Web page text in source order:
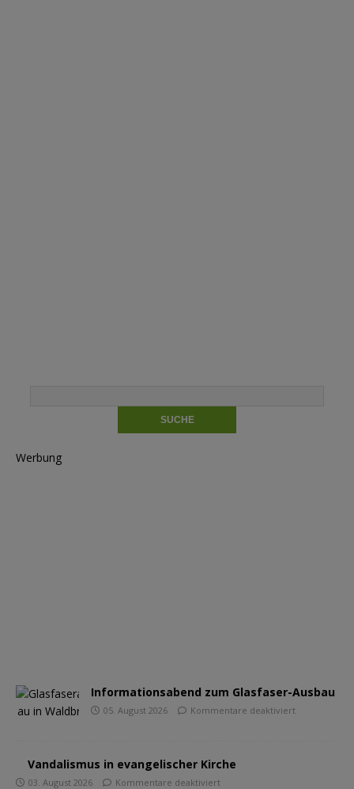
Werbung
Informationsabend zum Glasfaser-Ausbau
05. August 2026 Kommentare deaktiviert
Vandalismus in evangelischer Kirche
03. August 2026 Kommentare deaktiviert